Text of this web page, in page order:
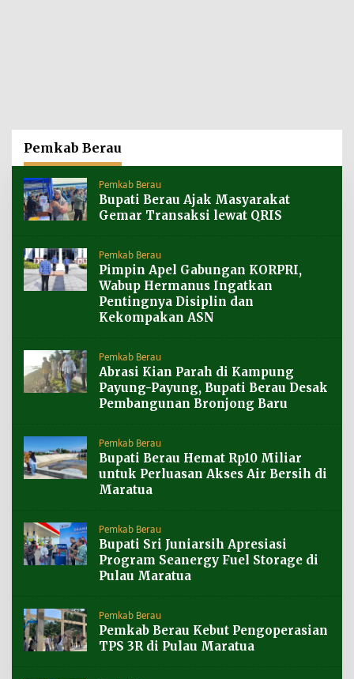
Pemkab Berau
Pemkab Berau
Bupati Berau Ajak Masyarakat
Gemar Transaksi lewat QRIS
Pemkab Berau
Pimpin Apel Gabungan KORPRI,
Wabup Hermanus Ingatkan
Pentingnya Disiplin dan
Kekompakan ASN
Pemkab Berau
Abrasi Kian Parah di Kampung
Payung-Payung, Bupati Berau Desak
Pembangunan Bronjong Baru
Pemkab Berau
Bupati Berau Hemat Rp10 Miliar
untuk Perluasan Akses Air Bersih di
Maratua
Pemkab Berau
Bupati Sri Juniarsih Apresiasi
Program Seanergy Fuel Storage di
Pulau Maratua
Pemkab Berau
Pemkab Berau Kebut Pengoperasian
TPS 3R di Pulau Maratua